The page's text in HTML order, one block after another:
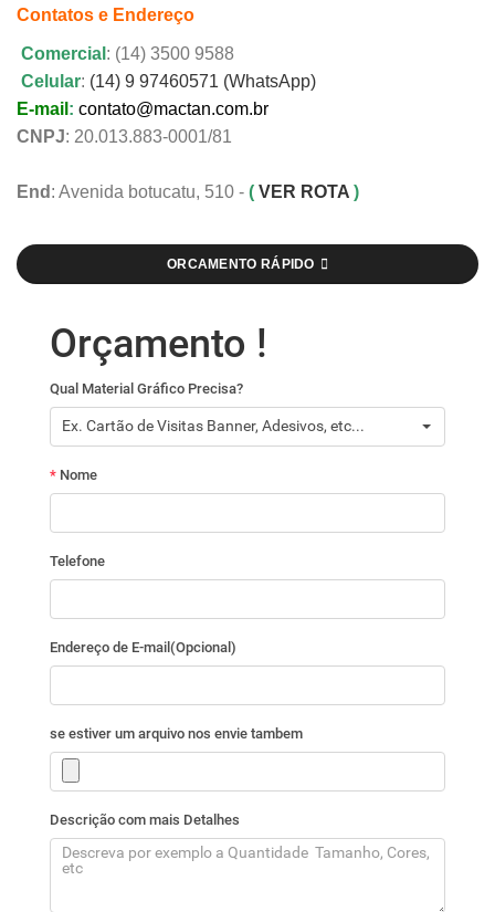
Contatos e Endereço
Comercial : (14) 3500 9588
Celular: (14) 9 97460571 (WhatsApp)
E-mail : contato@mactan.com.br
CNPJ: 20.013.883-0001/81
End : Avenida botucatu, 510 - ( VER ROTA )
ORCAMENTO RÁPIDO